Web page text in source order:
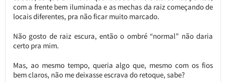
com a frente bem iluminada e as mechas da raiz começando de
locais diferentes, pra não ficar muito marcado.
Não gosto de raiz escura, então o ombré “normal” não daria
certo pra mim.
Mas, ao mesmo tempo, queria algo que, mesmo com os fios
bem claros, não me deixasse escrava do retoque, sabe?